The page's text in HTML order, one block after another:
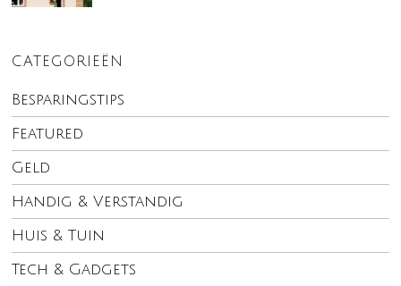
CATEGORIEËN
Besparingstips
Featured
Geld
Handig & Verstandig
Huis & Tuin
Tech & Gadgets